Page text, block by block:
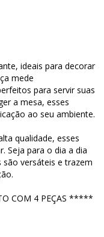
ideais para decorar
mede
para servir suas
a mesa, esses
ao seu ambiente.
qualidade, esses
Seja para o dia a dia
são versáteis e trazem
COM 4 PEÇAS *****